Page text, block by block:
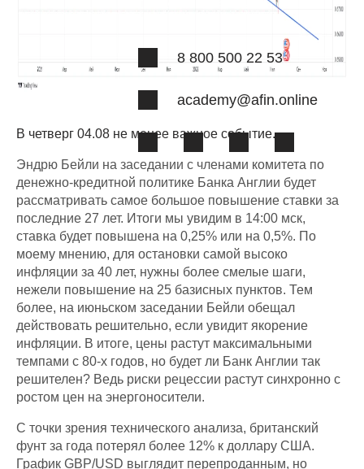
8 800 500 22 53
academy@afin.online
В четверг 04.08 не менее важное событие.
Эндрю Бейли на заседании с членами комитета по
денежно-кредитной политике Банка Англии будет
рассматривать самое большое повышение ставки за
последние 27 лет. Итоги мы увидим в 14:00 мск,
ставка будет повышена на 0,25% или на 0,5%. По
моему мнению, для остановки самой высоко
инфляции за 40 лет, нужны более смелые шаги,
нежели повышение на 25 базисных пунктов. Тем
более, на июньском заседании Бейли обещал
действовать решительно, если увидит якорение
инфляции. В итоге, цены растут максимальными
темпами с 80-х годов, но будет ли Банк Англии так
решителен? Ведь риски рецессии растут синхронно с
ростом цен на энергоносители.
С точки зрения технического анализа, британский
фунт за года потерял более 12% к доллару США.
График GBP/USD выглядит перепроданным, но